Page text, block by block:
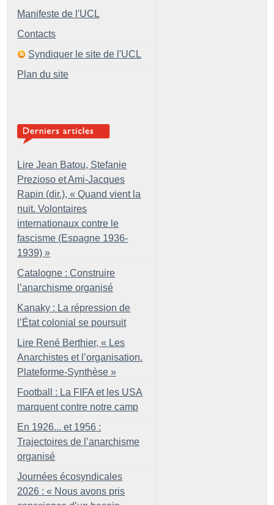
Manifeste de l'UCL
Contacts
Syndiquer le site de l'UCL
Plan du site
Lire Jean Batou, Stefanie
Prezioso et Ami-Jacques
Rapin (dir.), « Quand vient la
nuit. Volontaires
internationaux contre le
fascisme (Espagne 1936-
1939) »
Catalogne : Construire
l’anarchisme organisé
Kanaky : La répression de
l’État colonial se poursuit
Lire René Berthier, « Les
Anarchistes et l’organisation.
Plateforme-Synthèse »
Football : La FIFA et les USA
marquent contre notre camp
En 1926... et 1956 :
Trajectoires de l’anarchisme
organisé
Journées écosyndicales
2026 : « Nous avons pris